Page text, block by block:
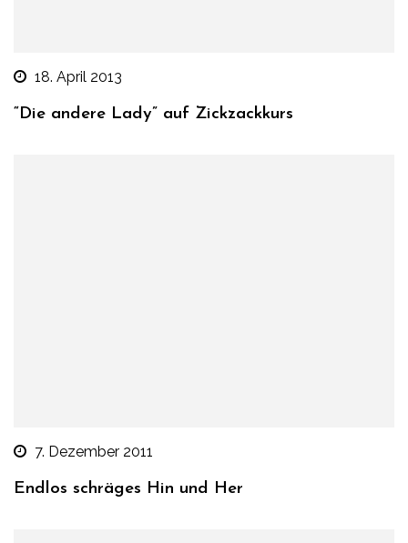
18. April 2013
“Die andere Lady” auf Zickzackkurs
7. Dezember 2011
Endlos schräges Hin und Her